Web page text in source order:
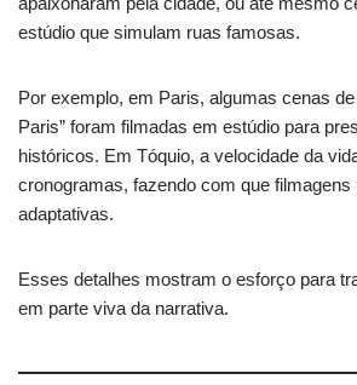
estúdio que simulam ruas famosas.
Por exemplo, em Paris, algumas cenas
Paris” foram filmadas em estúdio para
históricos. Em Tóquio, a velocidade da
cronogramas, fazendo com que
adaptativas.
Esses detalhes mostram o esforço para
em parte viva da narrativa.